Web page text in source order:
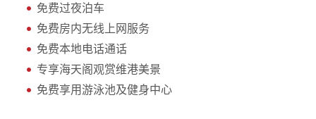
免费过夜泊车
免费房内无线上网服务
免费本地电话通话
专享海天阁观赏维港美景
免费享用游泳池及健身中心